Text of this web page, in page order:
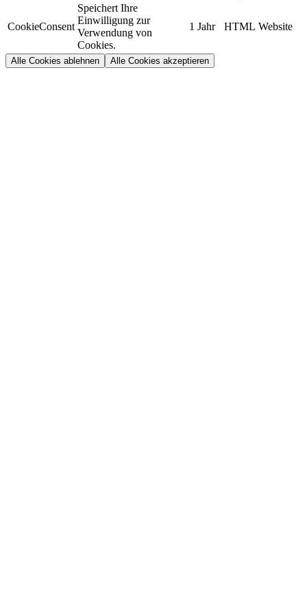
CookieConsent
Speichert Ihre
Einwilligung zur
Verwendung von
Cookies.
1 Jahr HTML Website
Alle Cookies ablehnen Alle Cookies akzeptieren